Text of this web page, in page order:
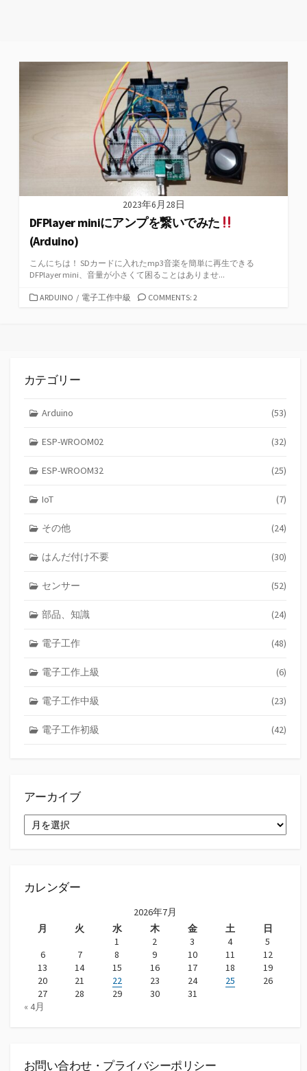
2023年6月28日
DFPlayer miniにアンプを繋いでみた
(Arduino)
こんにちは！ SDカードに入れたmp3音楽を簡単に再生できる
DFPlayer mini、音量が小さくて困ることはありませ...
カARDUINO / 電子工作中級 COMMENTS: 2
カテゴリー
Arduino (53)
ESP-WROOM02 (32)
ESP-WROOM32 (25)
IoT (7)
その他 (24)
はんだ付け不要 (30)
センサー (52)
部品、知識 (24)
電子工作 (48)
電子工作上級 (6)
電子工作中級 (23)
電子工作初級 (42)
アーカイブ
ー
カレンダー
2026年7月
月
火 水 木 金 土
日
1
2 3 4
5
6
7 8 9 10 11
12
13
14 15 16 17 18
19
20
21 22 23 24 25
26
27
28 29 30
31
« 4月
お問い合わせ・プライバシーポリシー